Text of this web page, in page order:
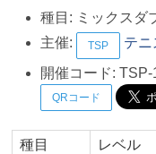
種目: ミックスダ
主催:
TSP
テニ
開催コード: TSP-
QRコード
種目 レベル